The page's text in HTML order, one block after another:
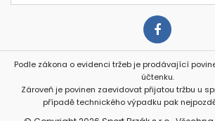
Podle zákona o evidenci tržeb je prodávající
účtenku.
Zároveň je povinen zaevidovat přijatou tržbu u
případě technického výpadku pak